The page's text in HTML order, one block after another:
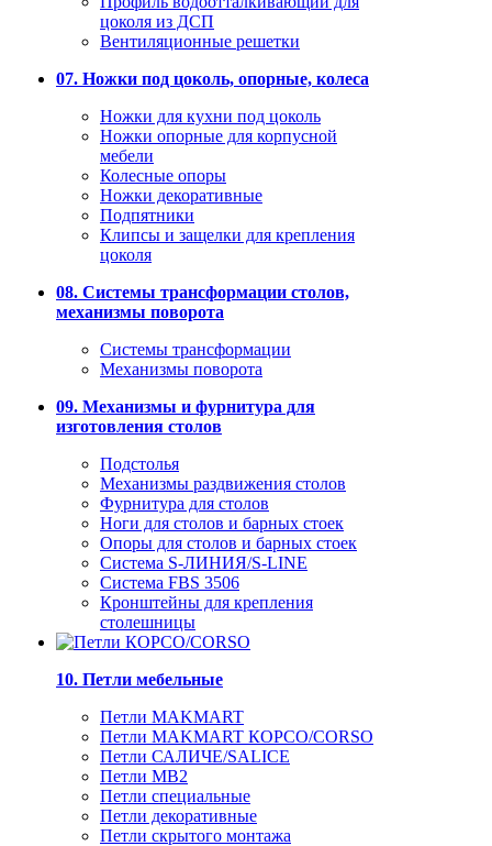
цоколя из ДСП
Вентиляционные решетки
07. Ножки под цоколь, опорные, колеса
Ножки для кухни под цоколь
Ножки опорные для корпусной
мебели
Колесные опоры
Ножки декоративные
Подпятники
Клипсы и защелки для крепления
цоколя
08. Системы трансформации столов,
механизмы поворота
Системы трансформации
Механизмы поворота
09. Механизмы и фурнитура для
изготовления столов
Подстолья
Механизмы раздвижения столов
Фурнитура для столов
Ноги для столов и барных стоек
Опоры для столов и барных стоек
Система S-ЛИНИЯ/S-LINE
Система FBS 3506
Кронштейны для крепления
столешницы
10. Петли мебельные
Петли MAKMART
Петли MAKMART КОРСО/CORSO
Петли САЛИЧЕ/SALICE
Петли MB2
Петли специальные
Петли декоративные
Петли скрытого монтажа